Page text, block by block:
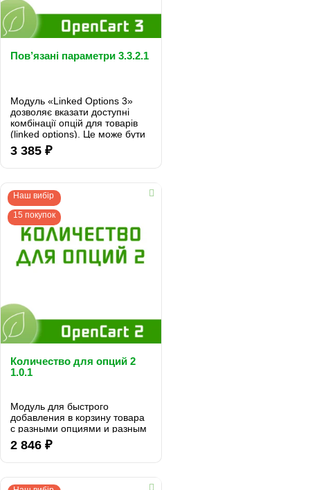
Пов’язані параметри 3.3.2.1
Модуль «Linked Options 3»
дозволяє вказати доступні
комбінації опцій для товарів
(linked options). Це може бути
корисно при продажу товарів,
які мають взаємозалежні
3 385 ₽
Наш вибір
15 покупок
Количество для опций 2
1.0.1
Модуль для быстрого
добавления в корзину товара
с разными опциями и разным
количеством...
2 846 ₽